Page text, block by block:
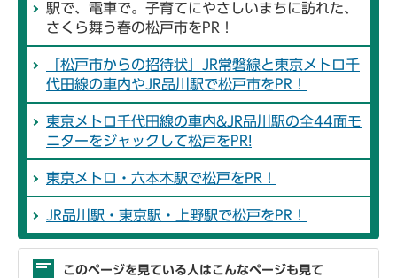
駅で、電車で。子育てにやさしいまちに訪れた、
さくら舞う春の松戸市をPR！
「松戸市からの招待状」JR常磐線と東京メトロ千
代田線の車内やJR品川駅で松戸市をPR！
東京メトロ千代田線の車内&JR品川駅の全44面モ
ニターをジャックして松戸をPR!
東京メトロ・六本木駅で松戸をPR！
JR品川駅・東京駅・上野駅で松戸をPR！
このページを見ている人はこんなページも見て